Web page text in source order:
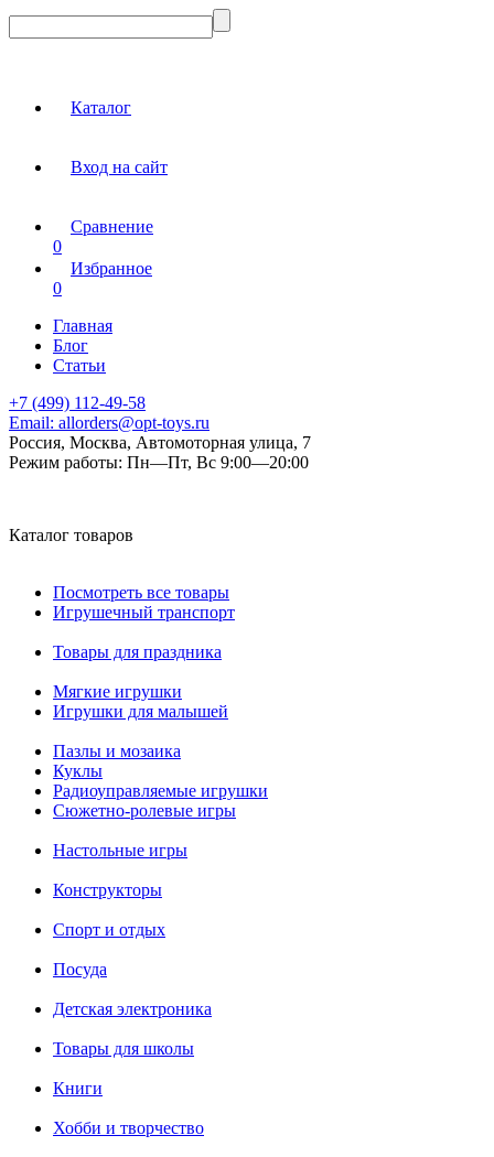
Каталог
Вход на сайт
Сравнение
0
Избранное
0
Главная
Блог
Статьи
+7 (499) 112-49-58
Email: allorders@opt-toys.ru
Россия, Москва, Автомоторная улица, 7
Режим работы: Пн—Пт, Вс 9:00—20:00
Каталог товаров
Посмотреть все товары
Игрушечный транспорт
Товары для праздника
Мягкие игрушки
Игрушки для малышей
Пазлы и мозаика
Куклы
Радиоуправляемые игрушки
Сюжетно-ролевые игры
Настольные игры
Конструкторы
Спорт и отдых
Посуда
Детская электроника
Товары для школы
Книги
Хобби и творчество